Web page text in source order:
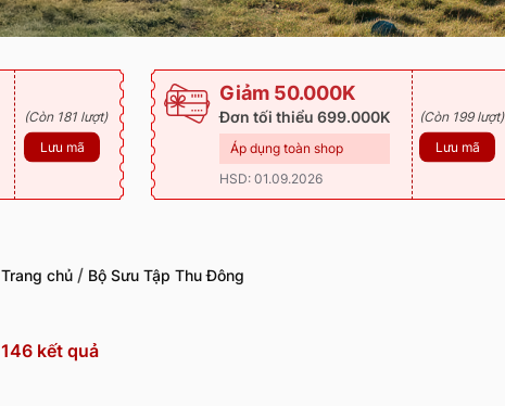
(Còn 181 lượt)
Lưu mã
Giảm 50.000K
Đơn tối thiểu 699.000K
Áp dụng toàn shop
HSD: 01.09.2026
(Còn 199 lượt)
Lưu mã
Trang chủ / Bộ Sưu Tập Thu Đông
146 kết quả